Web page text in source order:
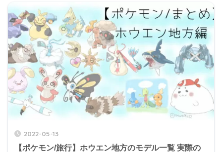
2022-05-13
【ポケモン/旅行】ホウエン地方のモデル一覧 実際の